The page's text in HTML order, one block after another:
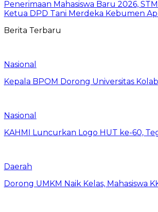
Penerimaan Mahasiswa Baru 2026,
Ketua DPD Tani Merdeka Kebumen
Berita Terbaru
Nasional
Kepala BPOM Dorong Universitas
Nasional
KAHMI Luncurkan Logo HUT ke-60,
Daerah
Dorong UMKM Naik Kelas, Mahasiswa